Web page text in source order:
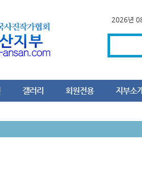
2026년
갤러리 회원전용 지부소